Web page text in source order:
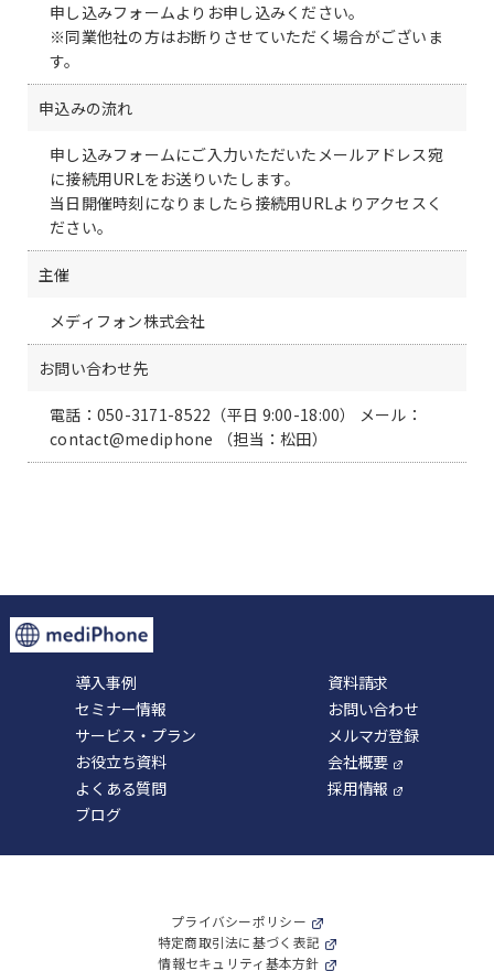
申し込みフォームよりお申し込みください。
※同業他社の方はお断りさせていただく場合がございま
す。
申込みの流れ
申し込みフォームにご入力いただいたメールアドレス宛
に接続用URLをお送りいたします。
当日開催時刻になりましたら接続用URLよりアクセスく
ださい。
主催
メディフォン株式会社
お問い合わせ先
電話：050-3171-8522（平日 9:00-18:00） メール：
contact@mediphone （担当：松田）
導入事例
セミナー情報
サービス・プラン
お役立ち資料
よくある質問
ブログ
資料請求
お問い合わせ
メルマガ登録
会社概要
採用情報
プライバシーポリシー
特定商取引法に基づく表記
情報セキュリティ基本方針